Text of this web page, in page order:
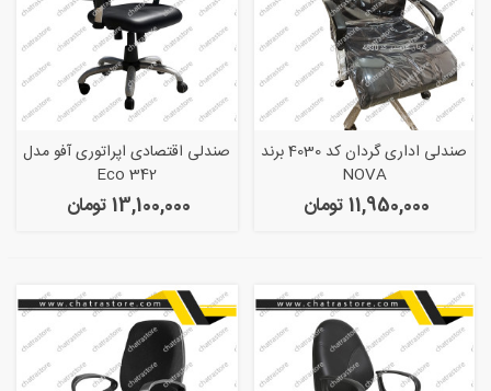
صندلی اداری گردان کد 4030 برند
NOVA
11,950,000 تومان
صندلى اقتصادى اپراتورى آفو مدل
Eco 342
13,100,000 تومان